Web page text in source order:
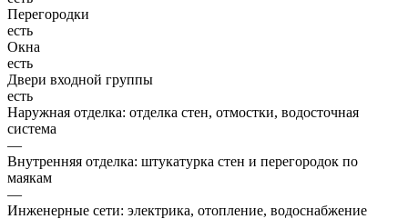
Перегородки
есть
Окна
есть
Двери входной группы
есть
Наружная отделка: отделка стен, отмостки, водосточная
система
—
Внутренняя отделка: штукатурка стен и перегородок по
маякам
—
Инженерные сети: электрика, отопление, водоснабжение